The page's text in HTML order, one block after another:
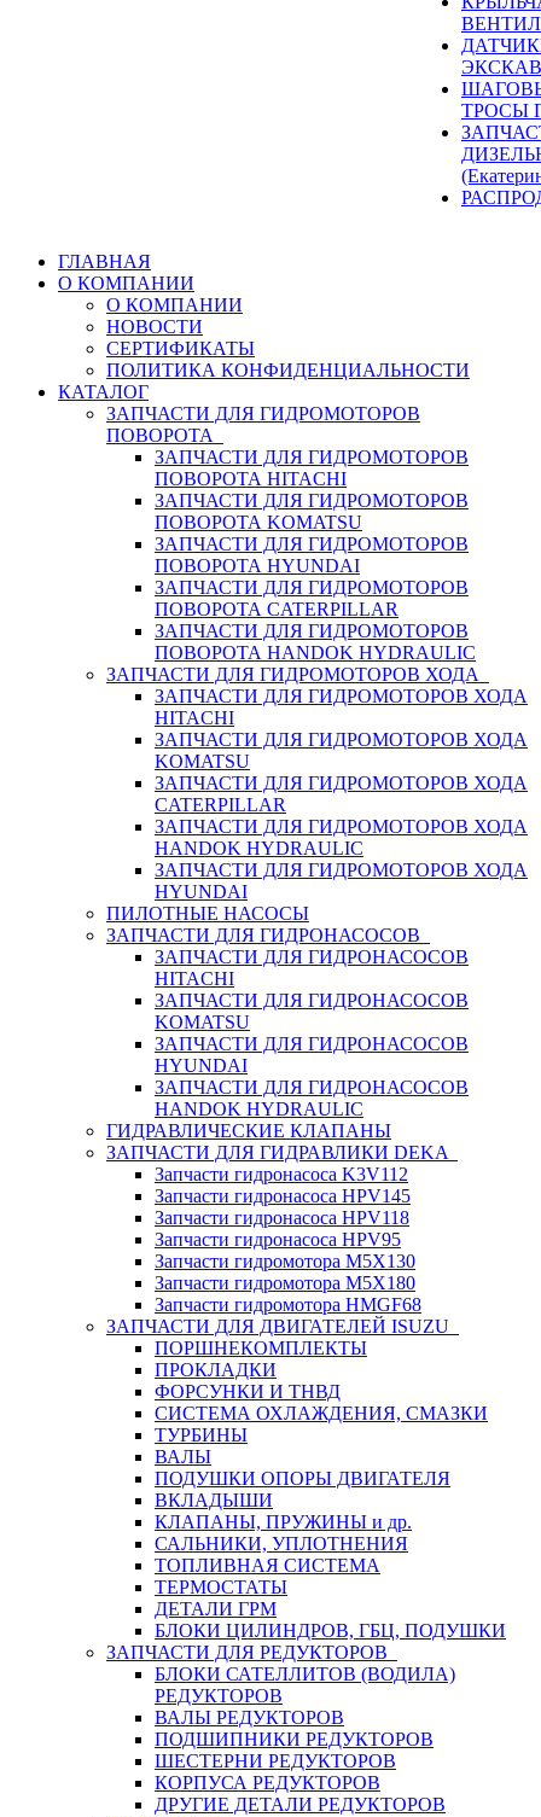
ТРОСЫ
ГЛАВНАЯ
О КОМПАНИИ
О КОМПАНИИ
НОВОСТИ
СЕРТИФИКАТЫ
ПОЛИТИКА КОНФИДЕНЦИАЛЬНОСТИ
КАТАЛОГ
ЗАПЧАСТИ ДЛЯ ГИДРОМОТОРОВ
ПОВОРОТА
ЗАПЧАСТИ ДЛЯ ГИДРОМОТОРОВ
ПОВОРОТА HITACHI
ЗАПЧАСТИ ДЛЯ ГИДРОМОТОРОВ
ПОВОРОТА KOMATSU
ЗАПЧАСТИ ДЛЯ ГИДРОМОТОРОВ
ПОВОРОТА HYUNDAI
ЗАПЧАСТИ ДЛЯ ГИДРОМОТОРОВ
ПОВОРОТА CATERPILLAR
ЗАПЧАСТИ ДЛЯ ГИДРОМОТОРОВ
ПОВОРОТА HANDOK HYDRAULIC
ЗАПЧАСТИ ДЛЯ ГИДРОМОТОРОВ ХОДА
ЗАПЧАСТИ ДЛЯ ГИДРОМОТОРОВ ХОДА
HITACHI
ЗАПЧАСТИ ДЛЯ ГИДРОМОТОРОВ ХОДА
KOMATSU
ЗАПЧАСТИ ДЛЯ ГИДРОМОТОРОВ ХОДА
CATERPILLAR
ЗАПЧАСТИ ДЛЯ ГИДРОМОТОРОВ ХОДА
HANDOK HYDRAULIC
ЗАПЧАСТИ ДЛЯ ГИДРОМОТОРОВ ХОДА
HYUNDAI
ПИЛОТНЫЕ НАСОСЫ
ЗАПЧАСТИ ДЛЯ ГИДРОНАСОСОВ
ЗАПЧАСТИ ДЛЯ ГИДРОНАСОСОВ
HITACHI
ЗАПЧАСТИ ДЛЯ ГИДРОНАСОСОВ
KOMATSU
ЗАПЧАСТИ ДЛЯ ГИДРОНАСОСОВ
HYUNDAI
ЗАПЧАСТИ ДЛЯ ГИДРОНАСОСОВ
HANDOK HYDRAULIC
ГИДРАВЛИЧЕСКИЕ КЛАПАНЫ
ЗАПЧАСТИ ДЛЯ ГИДРАВЛИКИ DEKA
Запчасти гидронасоса K3V112
Запчасти гидронасоса HPV145
Запчасти гидронасоса HPV118
Запчасти гидронасоса HPV95
Запчасти гидромотора M5X130
Запчасти гидромотора M5X180
Запчасти гидромотора HMGF68
ЗАПЧАСТИ ДЛЯ ДВИГАТЕЛЕЙ ISUZU
ПОРШНЕКОМПЛЕКТЫ
ПРОКЛАДКИ
ФОРСУНКИ И ТНВД
СИСТЕМА ОХЛАЖДЕНИЯ, СМАЗКИ
ТУРБИНЫ
ВАЛЫ
ПОДУШКИ ОПОРЫ ДВИГАТЕЛЯ
ВКЛАДЫШИ
КЛАПАНЫ, ПРУЖИНЫ и др.
САЛЬНИКИ, УПЛОТНЕНИЯ
ТОПЛИВНАЯ СИСТЕМА
ТЕРМОСТАТЫ
ДЕТАЛИ ГРМ
БЛОКИ ЦИЛИНДРОВ, ГБЦ, ПОДУШКИ
ЗАПЧАСТИ ДЛЯ РЕДУКТОРОВ
БЛОКИ САТЕЛЛИТОВ (ВОДИЛА)
РЕДУКТОРОВ
ВАЛЫ РЕДУКТОРОВ
ПОДШИПНИКИ РЕДУКТОРОВ
ШЕСТЕРНИ РЕДУКТОРОВ
КОРПУСА РЕДУКТОРОВ
ДРУГИЕ ДЕТАЛИ РЕДУКТОРОВ